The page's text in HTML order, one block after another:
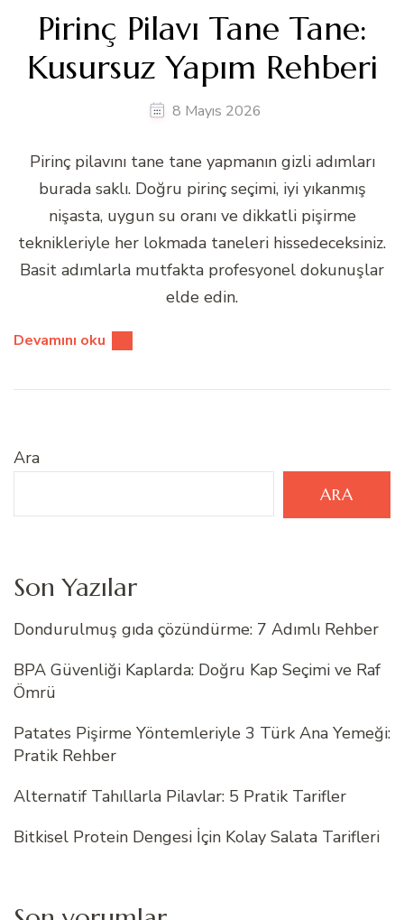
Pirinç Pilavı Tane Tane:
Kusursuz Yapım Rehberi
8 Mayıs 2026
Pirinç pilavını tane tane yapmanın gizli adımları
burada saklı. Doğru pirinç seçimi, iyi yıkanmış
nişasta, uygun su oranı ve dikkatli pişirme
teknikleriyle her lokmada taneleri hissedeceksiniz.
Basit adımlarla mutfakta profesyonel dokunuşlar
elde edin.
Devamını oku
Ara
ARA
Son Yazılar
Dondurulmuş gıda çözündürme: 7 Adımlı Rehber
BPA Güvenliği Kaplarda: Doğru Kap Seçimi ve Raf
Ömrü
Patates Pişirme Yöntemleriyle 3 Türk Ana Yemeği:
Pratik Rehber
Alternatif Tahıllarla Pilavlar: 5 Pratik Tarifler
Bitkisel Protein Dengesi İçin Kolay Salata Tarifleri